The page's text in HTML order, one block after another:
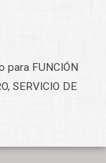
para FUNCIÓN
SERVICIO DE